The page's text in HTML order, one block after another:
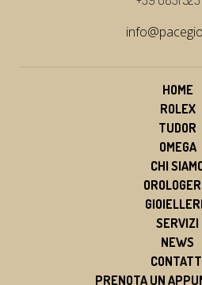
HOME
ROLEX
TUDOR
OMEGA
CHI
SERVIZI
NEWS
PRENOTA UN